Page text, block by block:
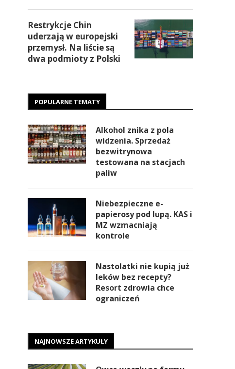
Restrykcje Chin
uderzają w europejski
przemysł. Na liście są
dwa podmioty z Polski
POPULARNE TEMATY
Alkohol znika z pola
widzenia. Sprzedaż
bezwitrynowa
testowana na stacjach
paliw
Niebezpieczne e-
papierosy pod lupą. KAS i
MZ wzmacniają
kontrole
Nastolatki nie kupią już
leków bez recepty?
Resort zdrowia chce
ograniczeń
NAJNOWSZE ARTYKUŁY